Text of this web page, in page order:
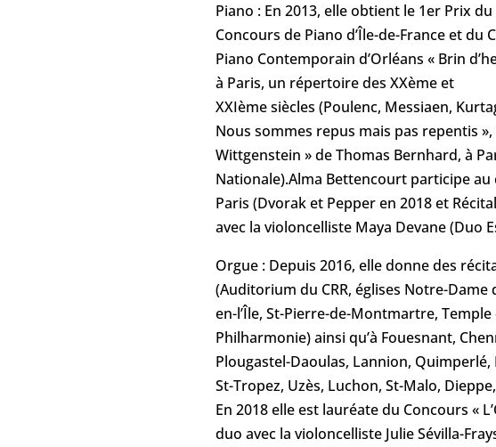
Piano : En 2013, elle obtient le 1er Prix
Concours de Piano d’Île-de-France et
Piano Contemporain d’Orléans « Brin
à Paris, un répertoire des XXème et
XXIème siècles (Poulenc, Messiaen,
Nous sommes repus mais pas repentis
Wittgenstein » de Thomas Bernhard, à
Nationale).Alma Bettencourt participe au
Paris (Dvorak et Pepper en 2018 et
avec la violoncelliste Maya Devane (Duo
Orgue : Depuis 2016, elle donne des
(Auditorium du CRR, églises Notre-Dame
en-l’Île, St-Pierre-de-Montmartre,
Philharmonie) ainsi qu’à Fouesnant,
Plougastel-Daoulas, Lannion,
St-Tropez, Uzès, Luchon, St-Malo,
En 2018 elle est lauréate du Concours «
duo avec la violoncelliste Julie Sévilla-